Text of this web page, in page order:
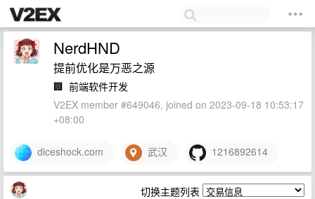
NerdHND
提前优化是万恶之源
🏢 前端软件开发
V2EX member #649046, joined on 2023-09-18 10:53:17
+08:00
diceshock.com 武汉 1216892614
切换主题列表